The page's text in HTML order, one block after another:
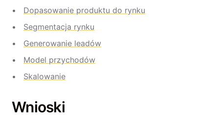
Dopasowanie produktu do rynku
Segmentacja rynku
Generowanie leadów
Model przychodów
Skalowanie
Wnioski